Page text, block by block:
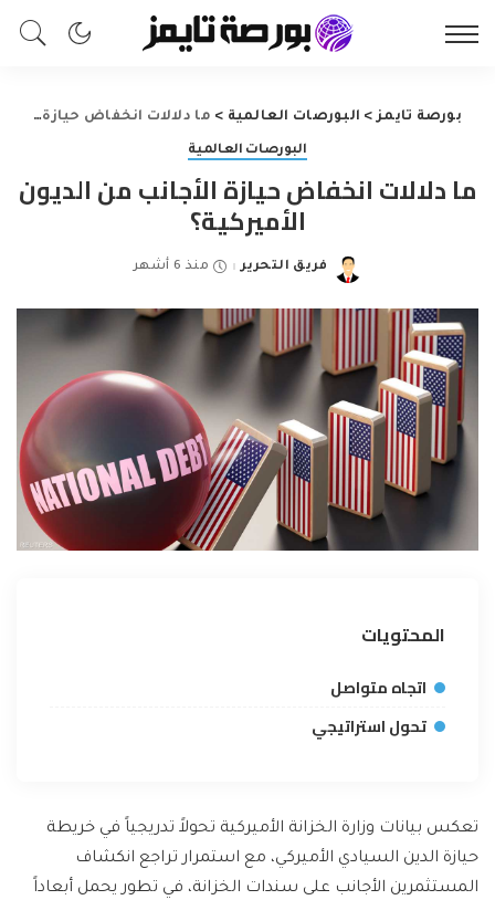
بورصة تايمز> البورصات العالمية > ما دلالات انخفاض حيازة الأجانب من الديون الأميركية؟
البورصات العالمية
ما دلالات انخفاض حيازة الأجانب من الديون
الأميركية؟
Posted
فريق التحرير منذ 6 أشهر
المحتويات
اتجاه متواصل
تحول استراتيجي
تعكس بيانات وزارة الخزانة الأميركية تحولاً تدريجياً في خريطة
حيازة الدين السيادي الأميركي، مع استمرار تراجع انكشاف
المستثمرين الأجانب على سندات الخزانة، في تطور يحمل أبعاداً